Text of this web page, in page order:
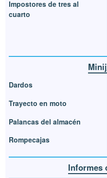
Impostores de tres al
cuarto
Dardos
Trayecto en moto
Palancas del almacén
Rompecajas
Informes